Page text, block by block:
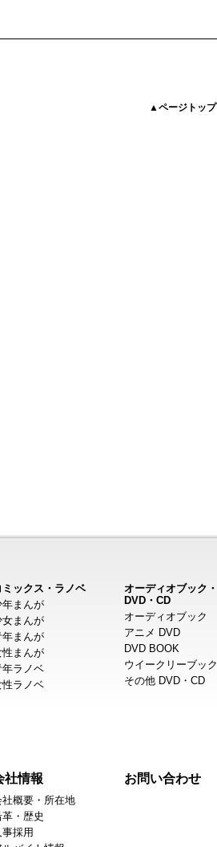
▲ページトップ
ミックス・ラノベ
年まんが
女まんが
年まんが
性まんが
年ラノベ
性ラノベ
オーディオブック・
DVD・CD
オーディオブック
アニメ DVD
DVD BOOK
ウイークリーブック
その他 DVD・CD
社情報
社概要・所在地
革・歴史
事採用
お問い合わせ